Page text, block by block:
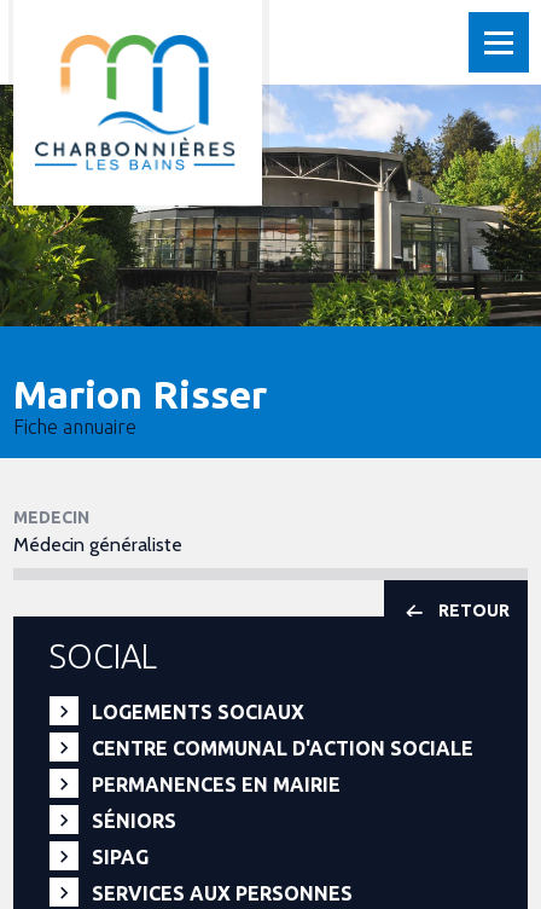
Marion Risser
Fiche annuaire
MEDECIN
Médecin généraliste
RETOUR
SOCIAL
LOGEMENTS SOCIAUX
CENTRE COMMUNAL D'ACTION SOCIALE
PERMANENCES EN MAIRIE
SÉNIORS
SIPAG
SERVICES AUX PERSONNES